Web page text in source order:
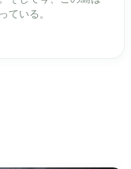
ている。